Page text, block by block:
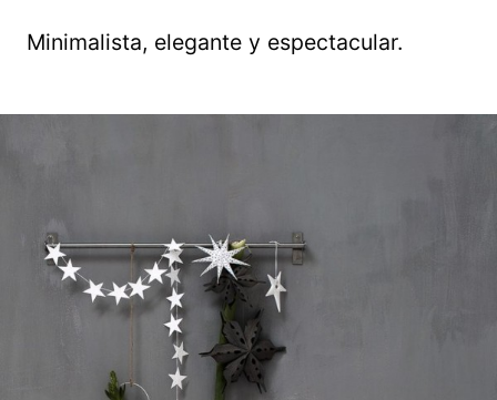
Minimalista, elegante y espectacular.